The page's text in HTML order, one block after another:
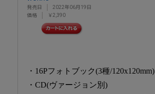
発売日
2022年06月19日
価格
￥2,390
・16Pフォトブック(3種/120x120mm)
・CD(ヴァージョン別)